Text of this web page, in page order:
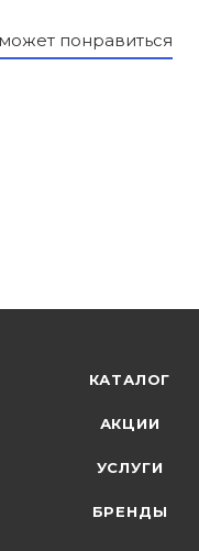
понравиться
КАТАЛОГ
АКЦИИ
УСЛУГИ
БРЕНДЫ